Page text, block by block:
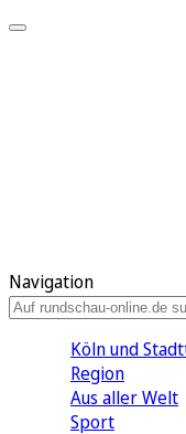
Navigation
Köln und
Region
Aus aller Welt
Sport